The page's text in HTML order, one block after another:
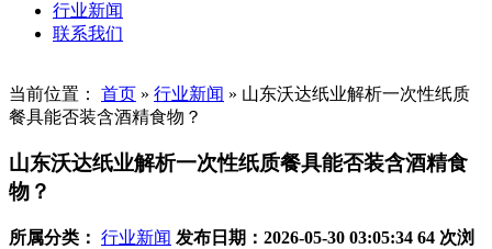
行业新闻
联系我们
当前位置： 首页 » 行业新闻 » 山东沃达纸业解析一次性纸质
餐具能否装含酒精食物？
山东沃达纸业解析一次性纸质餐具能否装含酒精食
物？
所属分类： 行业新闻 发布日期：2026-05-30 03:05:34 64 次浏